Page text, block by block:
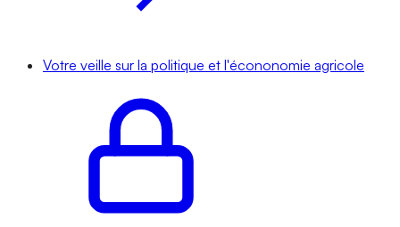
Votre veille sur la politique et l'écononomie agricole